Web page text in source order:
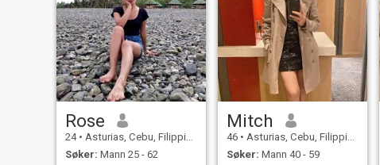
Rose
24 • Asturias, Cebu, Filippinene
Søker: Mann 25 - 62
Mitch
46 • Asturias, Cebu, Filippinene
Søker: Mann 40 - 59